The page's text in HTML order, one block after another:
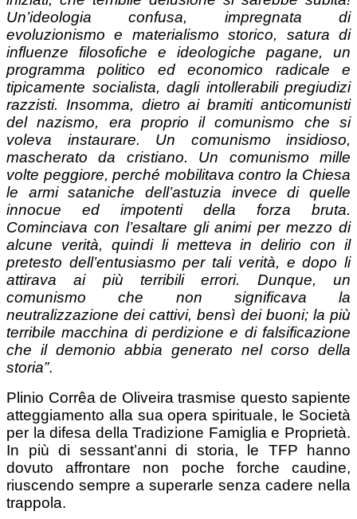
Un’ideologia confusa, impregnata di
evoluzionismo e materialismo storico, satura di
influenze filosofiche e ideologiche pagane, un
programma politico ed economico radicale e
tipicamente socialista, dagli intollerabili pregiudizi
razzisti. Insomma, dietro ai bramiti anticomunisti
del nazismo, era proprio il comunismo che si
voleva instaurare. Un comunismo insidioso,
mascherato da cristiano. Un comunismo mille
volte peggiore, perché mobilitava contro la Chiesa
le armi sataniche dell’astuzia invece di quelle
innocue ed impotenti della forza bruta.
Cominciava con l’esaltare gli animi per mezzo di
alcune verità, quindi li metteva in delirio con il
pretesto dell’entusiasmo per tali verità, e dopo li
attirava ai più terribili errori. Dunque, un
comunismo che non significava la
neutralizzazione dei cattivi, bensì dei buoni; la più
terribile macchina di perdizione e di falsificazione
che il demonio abbia generato nel corso della
storia”.
Plinio Corrêa de Oliveira trasmise questo sapiente
atteggiamento alla sua opera spirituale, le Società
per la difesa della Tradizione Famiglia e Proprietà.
In più di sessant’anni di storia, le TFP hanno
dovuto affrontare non poche forche caudine,
riuscendo sempre a superarle senza cadere nella
trappola.